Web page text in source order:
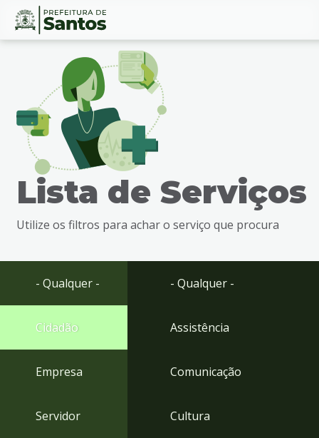
Ir
busca
Ir
rodapé
Conteúdo
Lista de Serviços
Utilize os filtros para achar o serviço que procura
- Qualquer -
Cidadão
Empresa
Servidor
- Qualquer -
Assistência
Comunicação
Cultura